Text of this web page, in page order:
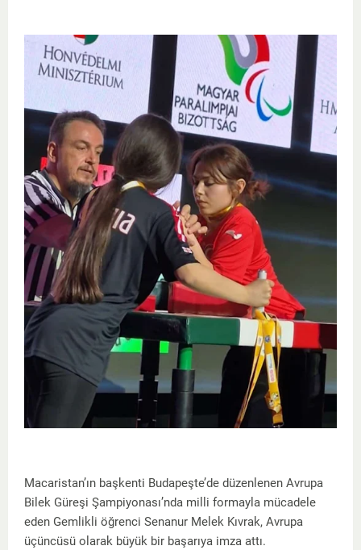
Macaristan’ın başkenti Budapeşte’de düzenlenen Avrupa
Bilek Güreşi Şampiyonası’nda milli formayla mücadele
eden Gemlikli öğrenci Senanur Melek Kıvrak, Avrupa
üçüncüsü olarak büyük bir başarıya imza attı.